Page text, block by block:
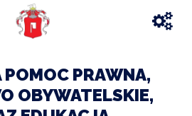
PRAWNA,
OBYWATELSKIE,